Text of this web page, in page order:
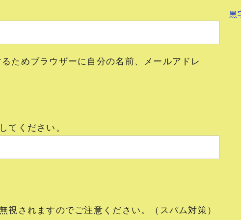
ためブラウザーに自分の名前、メールアドレ
てください。
視されますのでご注意ください。（スパム対策）
黒